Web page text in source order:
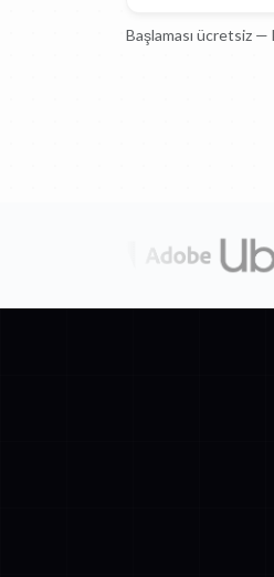
Başlaması ücretsiz —